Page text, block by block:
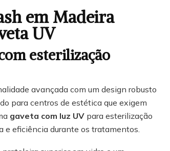
em Madeira
UV
esterilização
avançada com um design robusto
para centros de estética que exigem
gaveta com luz UV para esterilização
e eficiência durante os tratamentos.